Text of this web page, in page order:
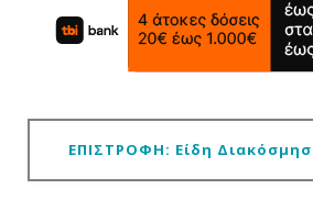
ΕΠΙΣΤΡΟΦΗ: Είδη